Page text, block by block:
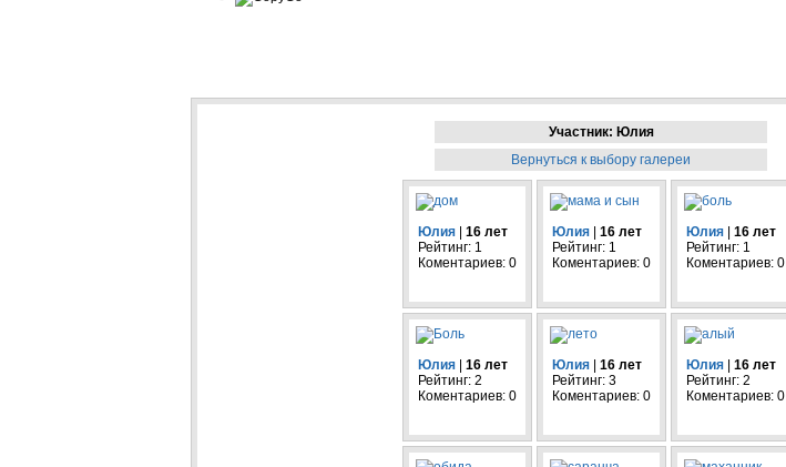
Участник: Юлия
Вернуться к выбору галереи
Юлия| 16 лет
Рейтинг: 1
Коментариев: 0
Юлия| 16 лет
Рейтинг: 1
Коментариев: 0
Юлия| 16 лет
Рейтинг: 1
Коментариев: 0
Юлия| 16 лет
Рейтинг: 2
Коментариев: 0
Юлия| 16 лет
Рейтинг: 3
Коментариев: 0
Юлия| 16 лет
Рейтинг: 2
Коментариев: 0